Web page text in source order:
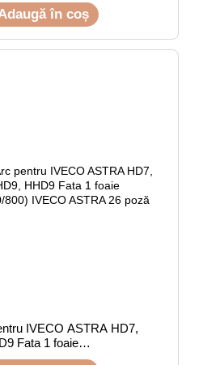
în coș
IVECO ASTRA HD7,
Fata 1 foaie